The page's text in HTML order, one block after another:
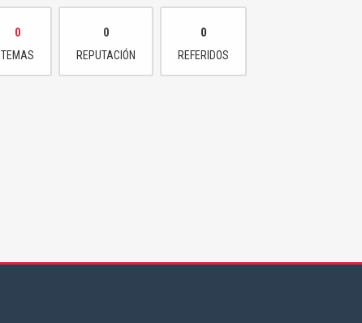
0
TEMAS
0
REPUTACIÓN
0
REFERIDOS